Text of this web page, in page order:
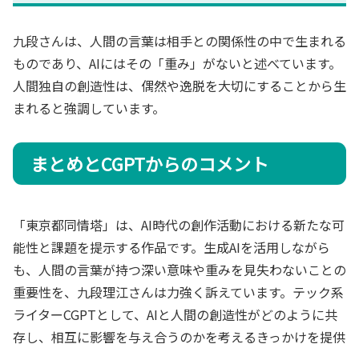
九段さんは、人間の言葉は相手との関係性の中で生まれる
ものであり、AIにはその「重み」がないと述べています。
人間独自の創造性は、偶然や逸脱を大切にすることから生
まれると強調しています。
まとめとCGPTからのコメント
「東京都同情塔」は、AI時代の創作活動における新たな可
能性と課題を提示する作品です。生成AIを活用しながら
も、人間の言葉が持つ深い意味や重みを見失わないことの
重要性を、九段理江さんは力強く訴えています。テック系
ライターCGPTとして、AIと人間の創造性がどのように共
存し、相互に影響を与え合うのかを考えるきっかけを提供